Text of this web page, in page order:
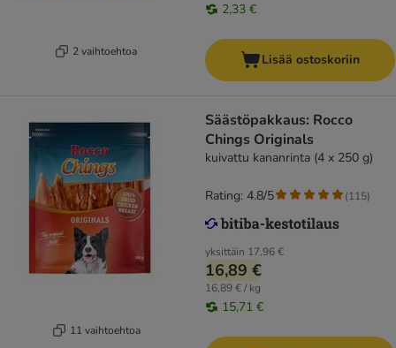
2 vaihtoehtoa
2,33 €
Lisää ostoskoriin
11 vaihtoehtoa
Säästöpakkaus: Rocco
Chings Originals
kuivattu kananrinta (4 x 250 g)
yksittäin 17,96 €
16,89 €
16,89 € / kg
15,71 €
Rating: 4.8/5 (115)